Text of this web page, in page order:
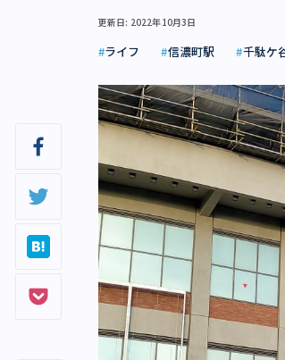
更新日: 2022年10月3日
ライフ 信濃町駅 千駄ケ